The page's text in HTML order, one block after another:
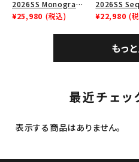
2026SS Monogram
Crusher Hat モノグラ
¥25,980 (税込)
2026SS
Denim
6パネルキャ
ィゴ
¥22,980 (
もっ
最近チェッ
表示する商品はありません。